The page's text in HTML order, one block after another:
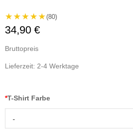
★★★★★(80)
34,90 €
Bruttopreis
Lieferzeit: 2-4 Werktage
*T-Shirt Farbe
-